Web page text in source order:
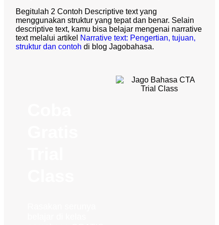
Begitulah 2 Contoh Descriptive text yang
menggunakan struktur yang tepat dan benar. Selain
descriptive text, kamu bisa belajar mengenai narrative
text melalui artikel Narrative text: Pengertian, tujuan,
struktur dan contoh di blog Jagobahasa.